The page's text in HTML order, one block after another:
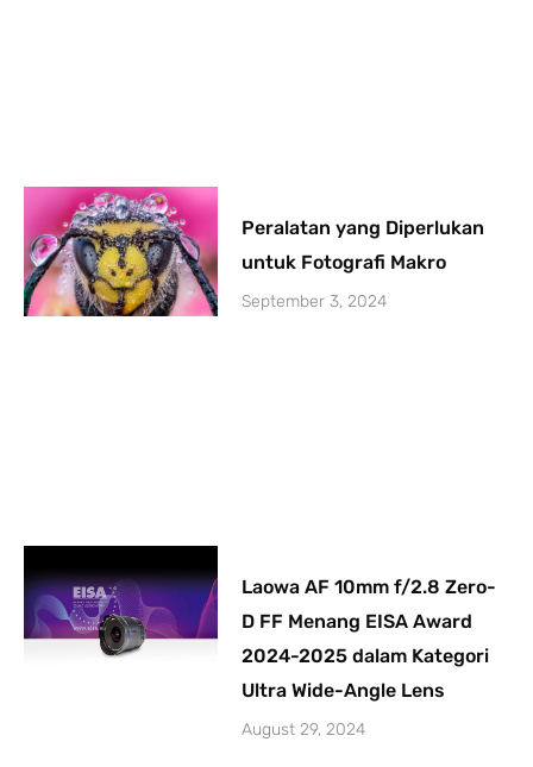
Peralatan yang Diperlukan
untuk Fotografi Makro
September 3, 2024
Laowa AF 10mm f/2.8 Zero-
D FF Menang EISA Award
2024-2025 dalam Kategori
Ultra Wide-Angle Lens
August 29, 2024